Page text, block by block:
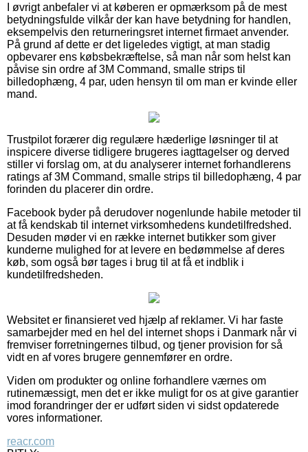
I øvrigt anbefaler vi at køberen er opmærksom på de mest
betydningsfulde vilkår der kan have betydning for handlen,
eksempelvis den returneringsret internet firmaet anvender.
På grund af dette er det ligeledes vigtigt, at man stadig
opbevarer ens købsbekræftelse, så man når som helst kan
påvise sin ordre af 3M Command, smalle strips til
billedophæng, 4 par, uden hensyn til om man er kvinde eller
mand.
Trustpilot forærer dig regulære hæderlige løsninger til at
inspicere diverse tidligere brugeres iagttagelser og derved
stiller vi forslag om, at du analyserer internet forhandlerens
ratings af 3M Command, smalle strips til billedophæng, 4 par
forinden du placerer din ordre.
Facebook byder på derudover nogenlunde habile metoder til
at få kendskab til internet virksomhedens kundetilfredshed.
Desuden møder vi en række internet butikker som giver
kunderne mulighed for at levere en bedømmelse af deres
køb, som også bør tages i brug til at få et indblik i
kundetilfredsheden.
Websitet er finansieret ved hjælp af reklamer. Vi har faste
samarbejder med en hel del internet shops i Danmark når vi
fremviser forretningernes tilbud, og tjener provision for så
vidt en af vores brugere gennemfører en ordre.
Viden om produkter og online forhandlere værnes om
rutinemæssigt, men det er ikke muligt for os at give garantier
imod forandringer der er udført siden vi sidst opdaterede
vores informationer.
reacr.com